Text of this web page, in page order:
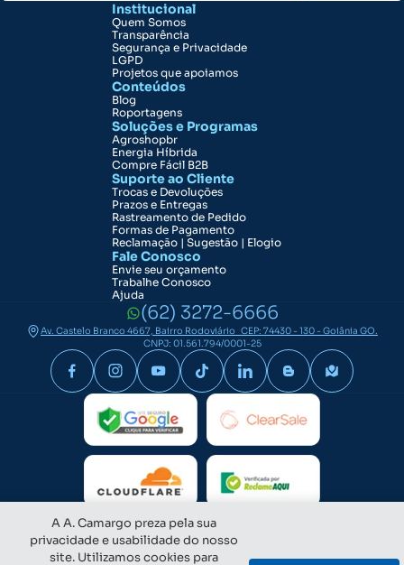
Institucional
Quem Somos
Transparência
Segurança e Privacidade
LGPD
Projetos que apoiamos
Conteúdos
Blog
Roportagens
Soluções e Programas
Agroshopbr
Energia Híbrida
Compre Fácil B2B
Suporte ao Cliente
Trocas e Devoluções
Prazos e Entregas
Rastreamento de Pedido
Formas de Pagamento
Reclamação | Sugestão | Elogio
Fale Conosco
Envie seu orçamento
Trabalhe Conosco
Ajuda
(62) 3272-6666
Av. Castelo Branco 4667, Bairro Rodoviário CEP: 74430 - 130 - Goiânia GO.
CNPJ: 01.561.794/0001-25
A A. Camargo preza pela sua
privacidade e usabilidade do nosso
site. Utilizamos cookies para